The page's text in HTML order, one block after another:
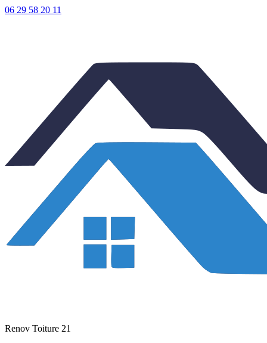
06 29 58 20 11
Renov Toiture 21